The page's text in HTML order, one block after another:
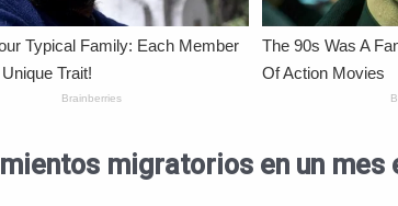
migratorios en un mes